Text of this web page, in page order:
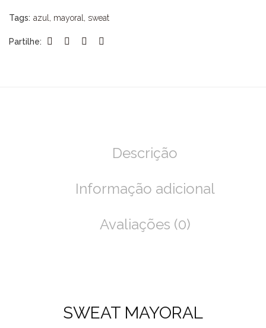
Tags: azul , mayoral , sweat
Partilhe:
Descrição
Informação adicional
Avaliações (0)
SWEAT MAYORAL